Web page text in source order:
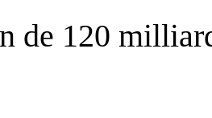
de 120